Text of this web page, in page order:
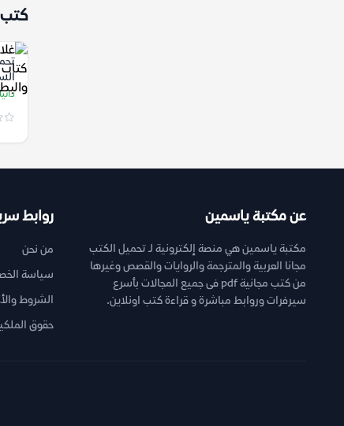
عن مكتبة ياسمين
مكتبة ياسمين هي منصة إلكترونية لـ تحميل الكتب
مجانا العربية والمترجمة والروايات والقصص وغيرها
من كتب مجانية pdf فى جميع المجالات بأسرع
سيرفرات وروابط مباشرة و قراءة كتب اونلاين.
روابط
من نحن
سياسة
الشروط
حقوق